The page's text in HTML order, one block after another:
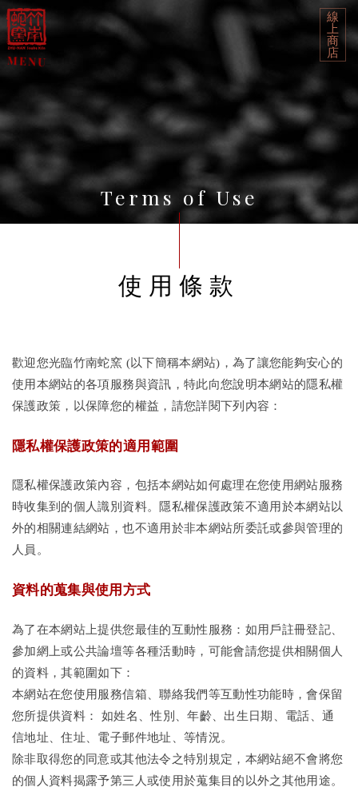
線
上
商
店
Terms of Use
使用條款
歡迎您光臨竹南蛇窯 (以下簡稱本網站)，為了讓您能夠安心的
使用本網站的各項服務與資訊，特此向您說明本網站的隱私權
保護政策，以保障您的權益，請您詳閱下列內容：
隱私權保護政策的適用範圍
隱私權保護政策內容，包括本網站如何處理在您使用網站服務
時收集到的個人識別資料。隱私權保護政策不適用於本網站以
外的相關連結網站，也不適用於非本網站所委託或參與管理的
人員。
資料的蒐集與使用方式
為了在本網站上提供您最佳的互動性服務：如用戶註冊登記、
參加網上或公共論壇等各種活動時，可能會請您提供相關個人
的資料，其範圍如下：
本網站在您使用服務信箱、聯絡我們等互動性功能時，會保留
您所提供資料： 如姓名、性別、年齡、出生日期、電話、通
信地址、住址、電子郵件地址、等情況。
除非取得您的同意或其他法令之特別規定，本網站絕不會將您
的個人資料揭露予第三人或使用於蒐集目的以外之其他用途。